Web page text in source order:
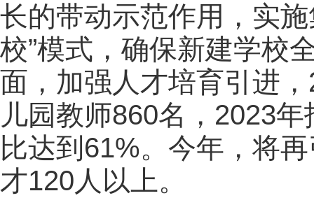
长的带动示范作用，实
校”模式，确保新建学校
面，加强人才培育引进
儿园教师860名，2023
比达到61%。今年，将
才120人以上。